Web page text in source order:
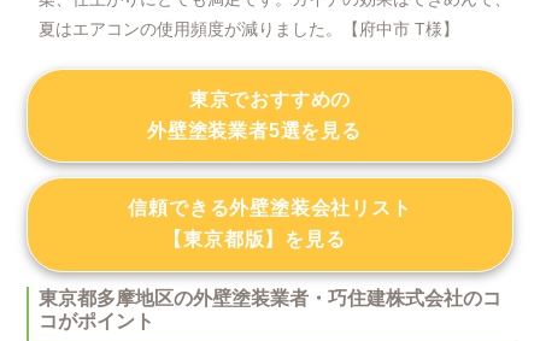
夏はエアコンの使用頻度が減りました。【府中市 T様】
東京でおすすめの
外壁塗装業者5選を見る
信頼できる外壁塗装会社リスト
【東京都版】を見る
東京都多摩地区の外壁塗装業者・巧住建株式会社のコ
コがポイント